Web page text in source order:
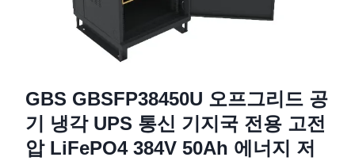
GBS GBSFP38450U 오프그리드 공
기 냉각 UPS 통신 기지국 전용 고전
압 LiFePO4 384V 50Ah 에너지 저